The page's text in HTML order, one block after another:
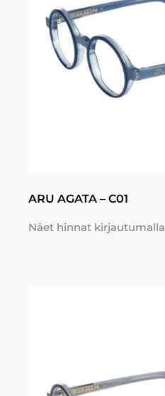
ARU AGATA – C01
Näet hinnat kirjautumalla